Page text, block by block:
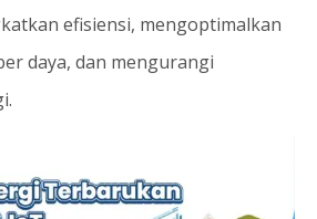
efisiensi, mengoptimalkan
daya, dan mengurangi